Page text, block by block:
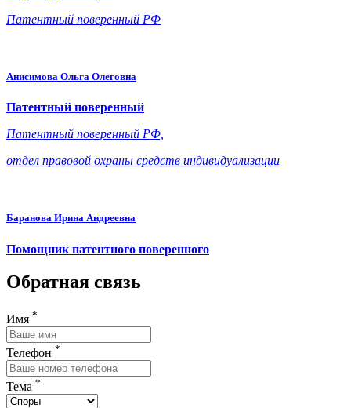
Патентный поверенный РФ
Анисимова Ольга Олеговна
Патентный поверенный
Патентный поверенный РФ,
отдел правовой охраны средств индивидуализации
Баранова Ирина Андреевна
Помощник патентного поверенного
Обратная связь
Имя *
Телефон *
Тема *